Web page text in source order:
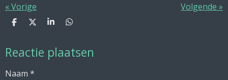
«Vorige Volgende »
D
e
n
D
l
S
r
e
D
e
n
Reactie plaatsen
Naam *